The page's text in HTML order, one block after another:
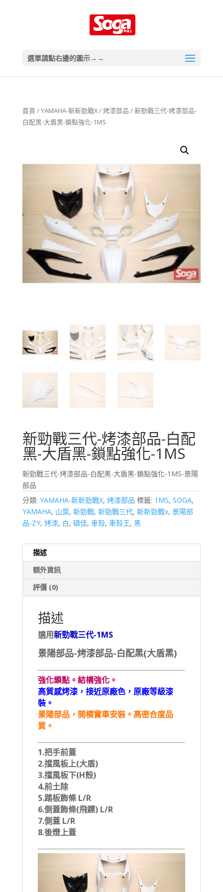
選單請點右邊的圖示→→
首頁 /YAMAHA-新新勁戰X/烤漆部品 / 新勁戰三代-烤漆部品-
白配黑-大盾黑-鎖點強化-1MS
新勁戰三代-烤漆部品-白配
黑-大盾黑-鎖點強化-1MS
新勁戰三代-烤漆部品-白配黑-大盾黑-鎖點強化-1MS-景陽
部品
分類: YAMAHA-新新勁戰X, 烤漆部品 標籤: 1MS, SOGA,
YAMAHA, 山葉, 新勁戰, 新勁戰三代, 新新勁戰x, 景陽部
品-ZY, 烤漆, 白, 碩佳, 車殼, 車殼王, 黑
描述
額外資訊
評價 (0)
描述
適用新勁戰三代-1MS
景陽部品-烤漆部品-白配黑(大盾黑)
強化鎖點。結構強化。
高質感烤漆，接近原廠色，原廠等級漆
裝。
景陽部品，開模實車安裝。高密合度品
質。
1.把手前蓋
2.擋風板上(大盾)
3.擋風板下(H殼)
4.前土除
5.踏板飾條 L/R
6.側蓋飾條(飛鏢) L/R
7.側蓋 L/R
8.後燈上蓋